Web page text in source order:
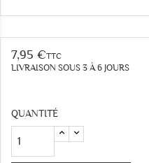
7,95 €TTC
LIVRAISON SOUS 3 À 6 JOURS
QUANTITÉ